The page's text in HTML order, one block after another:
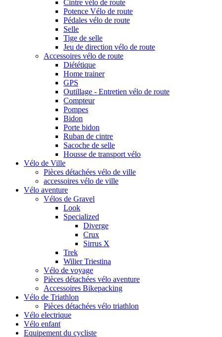
Cintre vélo de route
Potence Vélo de route
Pédales vélo de route
Selle
Tige de selle
Jeu de direction vélo de route
Accessoires vélo de route
Diététique
Home trainer
GPS
Outillage - Entretien vélo de route
Compteur
Pompes
Bidon
Porte bidon
Ruban de cintre
Sacoche de selle
Housse de transport vélo
Vélo de Ville
Pièces détachées vélo de ville
accessoires vélo de ville
Vélo aventure
Vélos de Gravel
Look
Specialized
Diverge
Crux
Sirrus X
Trek
Wilier Triestina
Vélo de voyage
Pièces détachées vélo aventure
Accessoires Bikepacking
Vélo de Triathlon
Pièces détachées vélo triathlon
Vélo electrique
Vélo enfant
Equipement du cycliste